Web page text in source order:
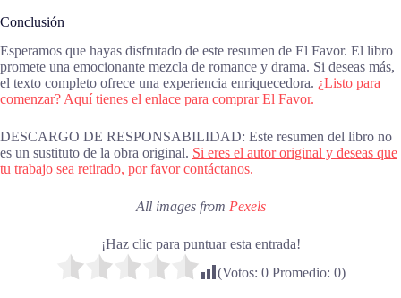
Conclusión
Esperamos que hayas disfrutado de este resumen de El Favor. El libro
promete una emocionante mezcla de romance y drama. Si deseas más,
el texto completo ofrece una experiencia enriquecedora. ¿Listo para
comenzar? Aquí tienes el enlace para comprar El Favor.
DESCARGO DE RESPONSABILIDAD: Este resumen del libro no
es un sustituto de la obra original. Si eres el autor original y deseas que
tu trabajo sea retirado, por favor contáctanos.
All images from Pexels
¡Haz clic para puntuar esta entrada!
(Votos: 0Promedio: 0)